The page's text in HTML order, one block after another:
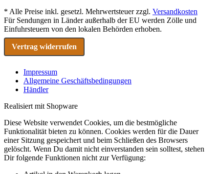
* Alle Preise inkl. gesetzl. Mehrwertsteuer zzgl. Versandkosten
Für Sendungen in Länder außerhalb der EU werden Zölle und
Einfuhrsteuern von den lokalen Behörden erhoben.
Vertrag widerrufen
Impressum
Allgemeine Geschäftsbedingungen
Händler
Realisiert mit Shopware
Diese Website verwendet Cookies, um die bestmögliche
Funktionalität bieten zu können. Cookies werden für die Dauer
einer Sitzung gespeichert und beim Schließen des Browsers
gelöscht. Wenn Du damit nicht einverstanden sein solltest, stehen
Dir folgende Funktionen nicht zur Verfügung: